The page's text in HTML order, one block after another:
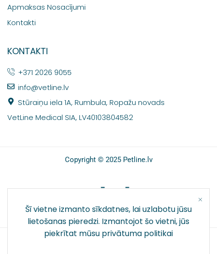
Šī vietne izmanto sīkdatnes, lai uzlabotu jūsu
lietošanas pieredzi. Izmantojot šo vietni, jūs
piekrītat mūsu privātuma politikai
Apmaksas Nosacījumi
Kontakti
KONTAKTI
+371 2026 9055
info@vetline.lv
Stūraiņu iela 1A, Rumbula, Ropažu novads
VetLine Medical SIA, LV40103804582
Copyright © 2025 Petline.lv
SOCIĀLIE TĪKLI